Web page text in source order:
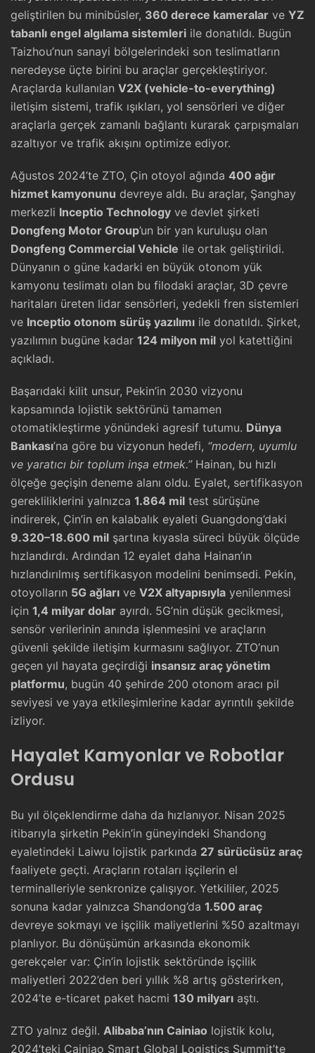
geliştirilen bu minibüsler, 360 derece kameralar ve YZ
tabanlı engel algılama sistemleri ile donatıldı. Bugün
Taizhou’nun sanayi bölgelerindeki son teslimatların
neredeyse üçte birini bu araçlar gerçekleştiriyor.
Araçlarda kullanılan V2X (vehicle-to-everything)
iletişim sistemi, trafik ışıkları, yol sensörleri ve diğer
araçlarla gerçek zamanlı bağlantı kurarak çarpışmaları
azaltıyor ve trafik akışını optimize ediyor.
Ağustos 2024’te ZTO, Çin otoyol ağında 400 ağır
hizmet kamyonunu devreye aldı. Bu araçlar, Şanghay
merkezli Inceptio Technology ve devlet şirketi
Dongfeng Motor Group’un bir yan kuruluşu olan
Dongfeng Commercial Vehicle ile ortak geliştirildi.
Dünyanın o güne kadarki en büyük otonom yük
kamyonu teslimatı olan bu filodaki araçlar, 3D çevre
haritaları üreten lidar sensörleri, yedekli fren sistemleri
ve Inceptio otonom sürüş yazılımı ile donatıldı. Şirket,
yazılımın bugüne kadar 124 milyon mil yol katettiğini
açıkladı.
Başarıdaki kilit unsur, Pekin’in 2030 vizyonu
kapsamında lojistik sektörünü tamamen
otomatikleştirme yönündeki agresif tutumu. Dünya
Bankası’na göre bu vizyonun hedefi, “modern, uyumlu
ve yaratıcı bir toplum inşa etmek.”Hainan, bu hızlı
ölçeğe geçişin deneme alanı oldu. Eyalet, sertifikasyon
gerekliliklerini yalnızca 1.864 mil test sürüşüne
indirerek, Çin’in en kalabalık eyaleti Guangdong’daki
9.320–18.600 mil şartına kıyasla süreci büyük ölçüde
hızlandırdı. Ardından 12 eyalet daha Hainan’ın
hızlandırılmış sertifikasyon modelini benimsedi. Pekin,
otoyolların 5G ağları ve V2X altyapısıyla yenilenmesi
için 1,4 milyar dolar ayırdı. 5G’nin düşük gecikmesi,
sensör verilerinin anında işlenmesini ve araçların
güvenli şekilde iletişim kurmasını sağlıyor. ZTO’nun
geçen yıl hayata geçirdiği insansız araç yönetim
platformu, bugün 40 şehirde 200 otonom aracı pil
seviyesi ve yaya etkileşimlerine kadar ayrıntılı şekilde
izliyor.
Hayalet Kamyonlar ve Robotlar
Ordusu
Bu yıl ölçeklendirme daha da hızlanıyor. Nisan 2025
itibarıyla şirketin Pekin’in güneyindeki Shandong
eyaletindeki Laiwu lojistik parkında 27 sürücüsüz araç
faaliyete geçti. Araçların rotaları işçilerin el
terminalleriyle senkronize çalışıyor. Yetkililer, 2025
sonuna kadar yalnızca Shandong’da 1.500 araç
devreye sokmayı ve işçilik maliyetlerini %50 azaltmayı
planlıyor. Bu dönüşümün arkasında ekonomik
gerekçeler var: Çin’in lojistik sektöründe işçilik
maliyetleri 2022’den beri yıllık %8 artış gösterirken,
2024’te e-ticaret paket hacmi 130 milyarı aştı.
ZTO yalnız değil. Alibaba’nın Cainiao lojistik kolu,
2024’teki Cainiao Smart Global Logistics Summit’te